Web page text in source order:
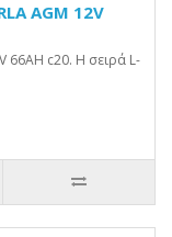
AGM 12V
66AH c20. Η σειρά L-